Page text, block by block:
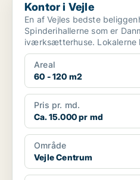
Kontor i Vejle
En af Vejles bedste
Spinderihallerne som er
iværksætterhuse. Lokalerne kan bruges til kontor,
showroom,...
Areal
60 - 120 m2
Pris pr. md.
Ca. 15.000 pr md
Område
Vejle Centrum